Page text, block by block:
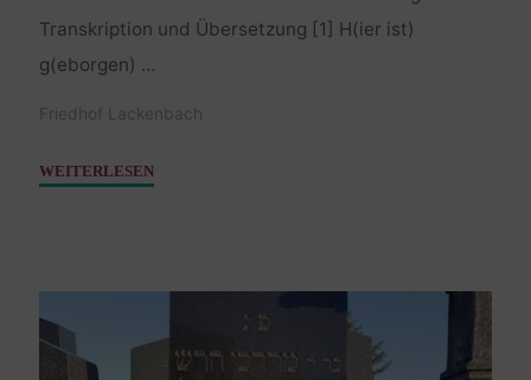
Transkription und Übersetzung [1] H(ier ist)
g(eborgen) …
Friedhof Lackenbach
WEITERLESEN"Stössl
geb.